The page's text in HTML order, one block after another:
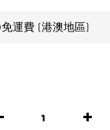
運費 (港澳地區)